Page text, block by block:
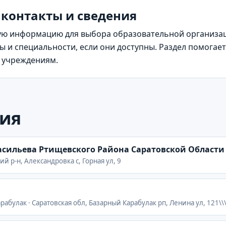
и сведения
информацию для выбора образовательной
специальности, если они доступны. Раздел
учреждениям.
Ртищевского Района Саратовской Области
р-н, Александровка с, Горная ул, 9
· Саратовская обл, Базарный Карабулак рп, Ленина ул,